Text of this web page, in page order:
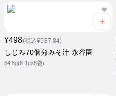
¥498(税込¥537.84)
しじみ70個分みそ汁 永谷園
64.8g(8.1g×8袋)